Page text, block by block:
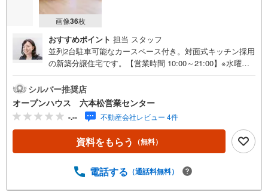
画像36枚
おすすめポイント 担当 スタッフ
並列2台駐車可能なカースペース付き。対面式キッチン採用
の新築分譲住宅です。【営業時間 10:00～21:00】※水曜定
お気軽にご連絡ください！現地を見学される場合は「室
内・現地を見学する（無料）」ボタンよりご希望の日時を
ご記入いただけますとスムーズにご案内が可能です。◎現
地のご案内について・平日や夜遅い時間帯もご案内が可
能 ※定休日を除く・経験豊富なスタッフが物件詳細を丁寧
にご説明いたします。・車でご自宅や最寄り駅等、ご指定
います。◎個別FP相談会 無料物件のご紹介だけでなく住
シルバー推奨店
オープンハウス 六本松営業センター
-.-- 不動産会社レビュー 4件
資料をもらう （無料）
電話する （通話料無料）